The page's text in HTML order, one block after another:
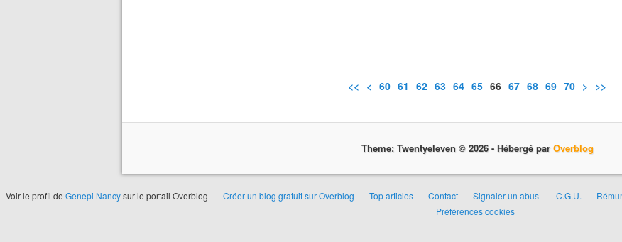
<< < 10
20
30
40
50
60 61 62 63 64 65 66 67 68 69 70 80
> >>
Theme: Twentyeleven © 2026 - Hébergé par Overblog
Voir le profil de Genepi Nancysur le portail Overblog Créer un blog gratuit sur Overblog Top articles Contact Signaler un abus C.G.U.
Préférences cookies